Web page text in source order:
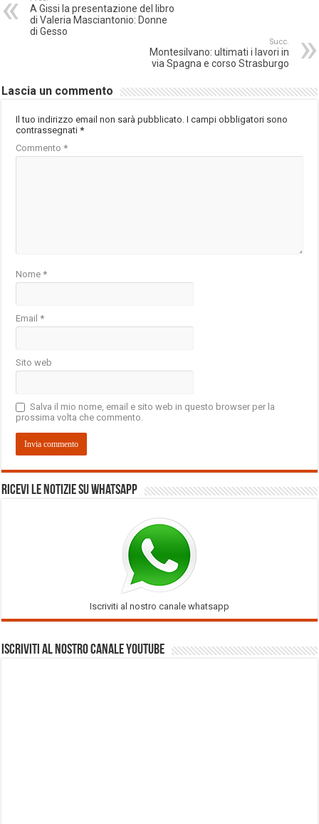
A Gissi la presentazione del libro
di Valeria Masciantonio: Donne
di Gesso
Succ.
Montesilvano: ultimati i lavori in
via Spagna e corso Strasburgo
Lascia un commento
Il tuo indirizzo email non sarà pubblicato. I campi obbligatori sono
contrassegnati*
Commento*
Nome*
Email*
Sito web
Salva il mio nome, email e sito web in questo browser per la
prossima volta che commento.
Ricevi le notizie su Whatsapp
Iscriviti al nostro canale whatsapp
Iscriviti al nostro Canale Youtube